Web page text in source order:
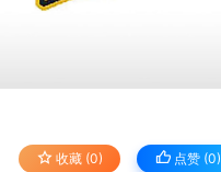
收藏 (0) 点赞 (0)